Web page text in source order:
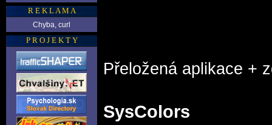
R E K L A M A
Chyba, curl
P R O J E K T Y
Přeložená aplikace +
SysColors